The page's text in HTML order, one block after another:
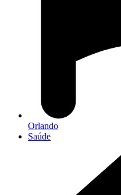
Orlando
Saúde